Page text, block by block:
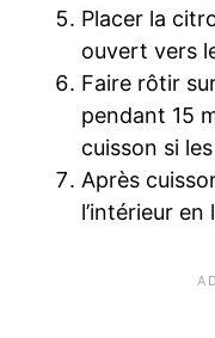
Placer la
ouvert vers
Faire rôtir
pendant 15
cuisson si
Après
l’intérieur